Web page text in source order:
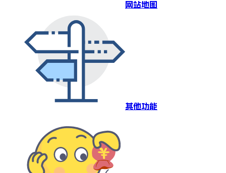
网站地图
其他功能